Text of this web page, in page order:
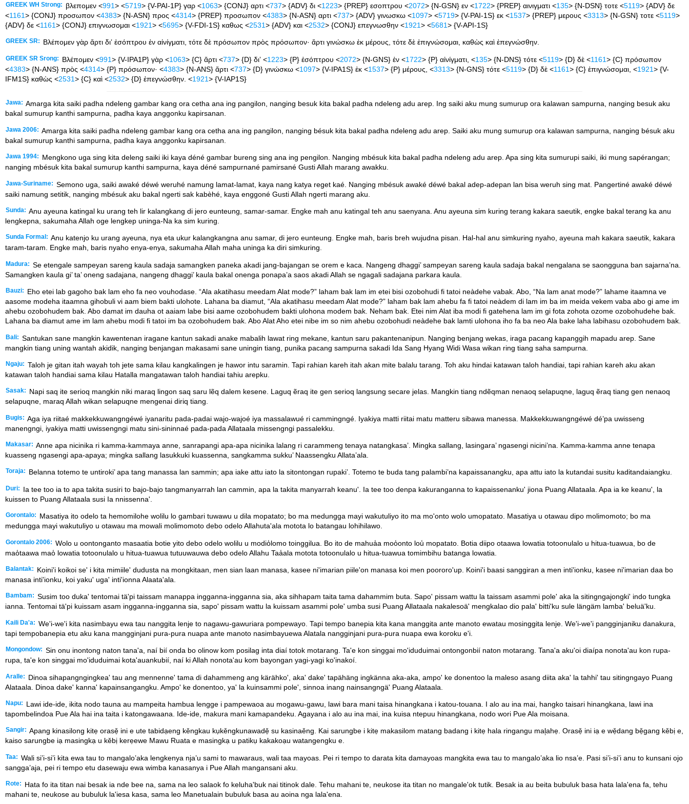
GREEK WH Strong: βλεπομεν <991> <5719> {V-PAI-1P} γαρ <1063> {CONJ} αρτι <737> {ADV} δι <1223> {PREP} εσοπτρου <2072> {N-GSN} εν <1722> {PREP} αινιγματι <135> {N-DSN} τοτε <5119> {ADV} δε
<1161> {CONJ} προσωπον <4383> {N-ASN} προς <4314> {PREP} προσωπον <4383> {N-ASN} αρτι <737> {ADV} γινωσκω <1097> <5719> {V-PAI-1S} εκ <1537> {PREP} μερους <3313> {N-GSN} τοτε <5119>
{ADV} δε <1161> {CONJ} επιγνωσομαι <1921> <5695> {V-FDI-1S} καθως <2531> {ADV} και <2532> {CONJ} επεγνωσθην <1921> <5681> {V-API-1S}
GREEK SR: Βλέπομεν γὰρ ἄρτι διʼ ἐσόπτρου ἐν αἰνίγματι, τότε δὲ πρόσωπον πρὸς πρόσωπον· ἄρτι γινώσκω ἐκ μέρους, τότε δὲ ἐπιγνώσομαι, καθὼς καὶ ἐπεγνώσθην.
GREEK SR Srong: Βλέπομεν <991> {V-IPA1P} γὰρ <1063> {C} ἄρτι <737> {D} διʼ <1223> {P} ἐσόπτρου <2072> {N-GNS} ἐν <1722> {P} αἰνίγματι, <135> {N-DNS} τότε <5119> {D} δὲ <1161> {C} πρόσωπον
<4383> {N-ANS} πρὸς <4314> {P} πρόσωπον· <4383> {N-ANS} ἄρτι <737> {D} γινώσκω <1097> {V-IPA1S} ἐκ <1537> {P} μέρους, <3313> {N-GNS} τότε <5119> {D} δὲ <1161> {C} ἐπιγνώσομαι, <1921> {V-
IFM1S} καθὼς <2531> {C} καὶ <2532> {D} ἐπεγνώσθην. <1921> {V-IAP1S}
Jawa: Amarga kita saiki padha ndeleng gambar kang ora cetha ana ing pangilon, nanging besuk kita bakal padha ndeleng adu arep. Ing saiki aku mung sumurup ora kalawan sampurna, nanging besuk aku
bakal sumurup kanthi sampurna, padha kaya anggonku kapirsanan.
Jawa 2006: Amarga kita saiki padha ndeleng gambar kang ora cetha ana ing pangilon, nanging bésuk kita bakal padha ndeleng adu arep. Saiki aku mung sumurup ora kalawan sampurna, nanging bésuk aku
bakal sumurup kanthi sampurna, padha kaya anggonku kapirsanan.
Jawa 1994:
Mengkono uga sing kita deleng saiki iki kaya déné gambar bureng sing ana ing pengilon. Nanging mbésuk kita bakal padha ndeleng adu arep. Apa sing kita sumurupi saiki, iki mung sapérangan;
nanging mbésuk kita bakal sumurup kanthi sampurna, kaya déné sampurnané pamirsané Gusti Allah marang awakku.
Jawa-Suriname: Semono uga, saiki awaké déwé weruhé namung lamat-lamat, kaya nang katya reget kaé. Nanging mbésuk awaké déwé bakal adep-adepan lan bisa weruh sing mat. Pangertiné awaké déwé
saiki namung setitik, nanging mbésuk aku bakal ngerti sak kabèhé, kaya enggoné Gusti Allah ngerti marang aku.
Sunda: Anu ayeuna katingal ku urang teh lir kalangkang di jero eunteung, samar-samar. Engke mah anu katingal teh anu saenyana. Anu ayeuna sim kuring terang kakara saeutik, engke bakal terang ka anu
lengkepna, sakumaha Allah oge lengkep uninga-Na ka sim kuring.
Sunda Formal: Anu katenjo ku urang ayeuna, nya eta ukur kalangkangna anu samar, di jero eunteung. Engke mah, baris breh wujudna pisan. Hal-hal anu simkuring nyaho, ayeuna mah kakara saeutik, kakara
taram-taram. Engke mah, baris nyaho enya-enya, sakumaha Allah maha uninga ka diri simkuring.
Madura: Se etengale sampeyan sareng kaula sadaja samangken paneka akadi jang-bajangan se orem e kaca. Nangeng dhaggi’ sampeyan sareng kaula sadaja bakal nengalana se saongguna ban sajarna’na.
Samangken kaula gi’ ta’ oneng sadajana, nangeng dhaggi’ kaula bakal onenga ponapa’a saos akadi Allah se ngagali sadajana parkara kaula.
Bauzi:
Eho etei lab gagoho bak lam eho fa neo vouhodase. “Ala akatihasu meedam Alat mode?” laham bak lam im etei bisi ozobohudi fi tatoi neàdehe vabak. Abo, “Na lam anat mode?” lahame itaamna ve
aasome modeha itaamna gihobuli vi aam biem bakti ulohote. Lahana ba diamut, “Ala akatihasu meedam Alat mode?” laham bak lam ahebu fa fi tatoi neàdem di lam im ba im meida vekem vaba abo gi ame im
ahebu ozobohudem bak. Abo damat im dauha ot aaiam labe bisi aame ozobohudem bakti ulohona modem bak. Neham bak. Etei nim Alat iba modi fi gatehena lam im gi fota zohota ozome ozobohudehe bak.
Lahana ba diamut ame im lam ahebu modi fi tatoi im ba ozobohudem bak. Abo Alat Aho etei nibe im so nim ahebu ozobohudi neàdehe bak lamti ulohona iho fa ba neo Ala bake laha labihasu ozobohudem bak.
Bali: Santukan sane mangkin kawentenan iragane kantun sakadi anake mabalih lawat ring mekane, kantun saru pakantenanipun. Nanging benjang wekas, iraga pacang kapanggih mapadu arep. Sane
mangkin tiang uning wantah akidik, nanging benjangan makasami sane uningin tiang, punika pacang sampurna sakadi Ida Sang Hyang Widi Wasa wikan ring tiang saha sampurna.
Ngaju: Taloh je gitan itah wayah toh jete sama kilau kangkalingen je hawor intu saramin. Tapi rahian kareh itah akan mite balalu tarang. Toh aku hindai katawan taloh handiai, tapi rahian kareh aku akan
katawan taloh handiai sama kilau Hatalla mangatawan taloh handiai tahiu arepku.
Sasak:
Napi saq ite serioq mangkin niki maraq lingon saq saru lẽq dalem kesene. Laguq ẽraq ite gen serioq langsung secare jelas. Mangkin tiang ndẽqman nenaoq selapuqne, laguq ẽraq tiang gen nenaoq
selapuqne, maraq Allah wikan selapuqne mengenai diriq tiang.
Bugis: Aga iya riitaé makkekkuwangngéwé iyanaritu pada-padai wajo-wajoé iya massalawué ri cammingngé. Iyakiya matti riitai matu matteru sibawa manessa. Makkekkuwangngéwé dé’pa uwisseng
manengngi, iyakiya matti uwissengngi matu sini-sininnaé pada-pada Allataala missengngi passalekku.
Makasar: Anne apa nicinika ri kamma-kammaya anne, sanrapangi apa-apa nicinika lalang ri carammeng tenaya natangkasa’. Mingka sallang, lasingara’ ngasengi nicini’na. Kamma-kamma anne tenapa
kuasseng ngasengi apa-apaya; mingka sallang lasukkuki kuassenna, sangkamma sukku’ Naassengku Allata’ala.
Toraja: Belanna totemo te untiroki’ apa tang manassa lan sammin; apa iake attu iato la sitontongan rupaki’. Totemo te buda tang palambi’na kapaissanangku, apa attu iato la kutandai susitu kaditandaiangku.
Duri:
Ia tee too ia to apa takita susiri to bajo-bajo tangmanyarrah lan cammin, apa la takita manyarrah keanu'. Ia tee too denpa kakuranganna to kapaissenanku' jiona Puang Allataala. Apa ia ke keanu', la
kuissen to Puang Allataala susi Ia nnissenna'.
Gorontalo:
Masatiya ito odelo ta hemomilohe wolilu lo gambari tuwawu u dila mopatato; bo ma medungga mayi wakutuliyo ito ma mo'onto wolo umopatato. Masatiya u otawau dipo molimomoto; bo ma
medungga mayi wakutuliyo u otawau ma mowali molimomoto debo odelo Allahuta'ala motota lo batangau lohihilawo.
Gorontalo 2006: Wolo u oontonganto masaatia botie yito debo odelo wolilu u modio̒lomo toinggilua. Bo ito de mahua̒a moo̒onto lou̒ mopatato. Botia diipo otaawa lowatia totoonulalo u hitua-tuawua, bo de
mao̒taawa mao̒ lowatia totoonulalo u hitua-tuawua tutuuwauwa debo odelo Allahu Taa̒ala motota totoonulalo u hitua-tuawua tomimbihu batanga lowatia.
Balantak:
Koini'i koikoi se' i kita mimiile' dudusta na mongkitaan, men sian laan manasa, kasee ni'imarian piile'on manasa koi men poororo'up. Koini'i baasi sanggiran a men inti'ionku, kasee ni'imarian daa bo
manasa inti'ionku, koi yaku' uga' inti'ionna Alaata'ala.
Bambam: Susim too duka' tentomai tä'pi taissam manappa ingganna-ingganna sia, aka sihhapam taita tama dahammim buta. Sapo' pissam wattu la taissam asammi pole' aka la sitingngajongki' indo tungka
ianna. Tentomai tä'pi kuissam asam ingganna-ingganna sia, sapo' pissam wattu la kuissam asammi pole' umba susi Puang Allataala nakalesoä' mengkalao dio pala' bitti'ku sule längäm lamba' beluä'ku.
Kaili Da'a: We'i-we'i kita nasimbayu ewa tau nanggita lenje to nagawu-gawuriara pompewayo. Tapi tempo banepia kita kana manggita ante manoto ewatau mosinggita lenje. We'i-we'i pangginjaniku danakura,
tapi tempobanepia etu aku kana mangginjani pura-pura nuapa ante manoto nasimbayuewa Alatala nangginjani pura-pura nuapa ewa koroku e'i.
Mongondow: Sin onu inontong naton tana'a, naí bií onda bo olinow kom posilag inta diaí totok motarang. Ta'e kon singgai mo'iduduimai ontongonbií naton motarang. Tana'a aku'oi diaípa nonota'au kon rupa-
rupa, ta'e kon singgai mo'iduduimai kota'auankubií, naí ki Allah nonota'au kom bayongan yagi-yagi ko'inakoí.
Aralle:
Dinoa sihapangngingkea' tau ang mennenne' tama di dahammeng ang kärähko', aka' dake' tapähäng ingkänna aka-aka, ampo' ke donentoo la maleso asang diita aka' la tahhi' tau sitingngayo Puang
Alataala. Dinoa dake' kanna' kapainsangangku. Ampo' ke donentoo, ya' la kuinsammi pole', sinnoa inang nainsangngä' Puang Alataala.
Napu:
Lawi ide-ide, ikita nodo tauna au mampeita hambua lengge i pampewaoa au mogawu-gawu, lawi bara mani taisa hinangkana i katou-touana. I alo au ina mai, hangko taisari hinangkana, lawi ina
tapombelindoa Pue Ala hai ina taita i katongawaana. Ide-ide, makura mani kamapandeku. Agayana i alo au ina mai, ina kuisa ntepuu hinangkana, nodo wori Pue Ala moisana.
Sangir: Apang kinasilong kitẹ orasẹ̌ ini e ute tabidạeng kěngkau kụkěngkunawadẹ̌ su kasinaěng. Kai sarungbe i kitẹ makasilom matang badang i kitẹ hala ringangu mal᷊ahẹ. Orasẹ̌ ini iạ e wẹ̌dang bẹ̌gang kěbị e,
kaiso sarungbe iạ masingkạ u kěbị kerẹewe Mawu Ruata e masingkạ u patikụ kakakoạu watangengku e.
Taa: Wali si’i-si’i kita ewa tau to mangalo’aka lengkenya nja’u sami to mawaraus, wali taa mayoas. Pei ri tempo to darata kita damayoas mangkita ewa tau to mangalo’aka lio nsa’e. Pasi si’i-si’i anu to kunsani ojo
sangga’aja, pei ri tempo etu dasewaju ewa wimba kanasanya i Pue Allah mangansani aku.
Rote:
Hata fo ita titan nai besak ia nde bee na, sama na leo salaok fo keluha'buk nai titinok dale. Tehu mahani te, neukose ita titan no mangale'ok tutik. Besak ia au beita bubuluk basa hata lala'ena fa, tehu
mahani te, neukose au bubuluk la'iesa kasa, sama leo Manetualain bubuluk basa au aoina nga lala'ena.